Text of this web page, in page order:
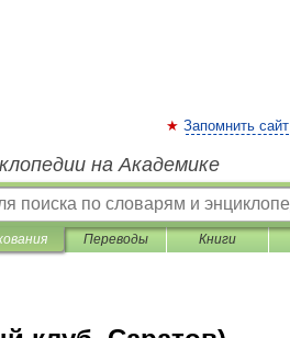
Запомнить сайт
на Академике
Переводы Книги